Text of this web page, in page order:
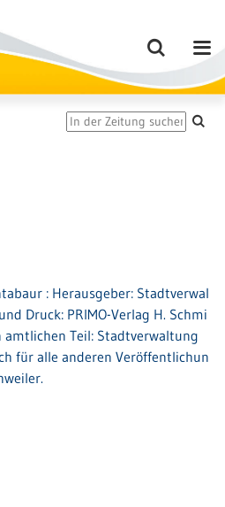
: Herausgeber: Stadtverwal
Druck: PRIMO-Verlag H. Schmi
Teil: Stadtverwaltung
für alle anderen Veröffentlichun